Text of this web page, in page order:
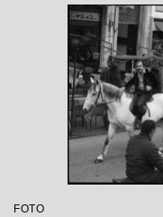
FOTO